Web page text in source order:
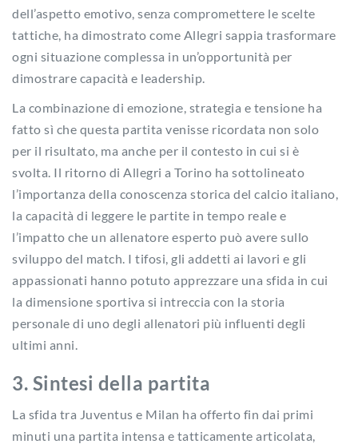
dell’aspetto emotivo, senza compromettere le scelte
tattiche, ha dimostrato come Allegri sappia trasformare
ogni situazione complessa in un’opportunità per
dimostrare capacità e leadership.
La combinazione di emozione, strategia e tensione ha
fatto sì che questa partita venisse ricordata non solo
per il risultato, ma anche per il contesto in cui si è
svolta. Il ritorno di Allegri a Torino ha sottolineato
l’importanza della conoscenza storica del calcio italiano,
la capacità di leggere le partite in tempo reale e
l’impatto che un allenatore esperto può avere sullo
sviluppo del match. I tifosi, gli addetti ai lavori e gli
appassionati hanno potuto apprezzare una sfida in cui
la dimensione sportiva si intreccia con la storia
personale di uno degli allenatori più influenti degli
ultimi anni.
3. Sintesi della partita
La sfida tra Juventus e Milan ha offerto fin dai primi
minuti una partita intensa e tatticamente articolata,